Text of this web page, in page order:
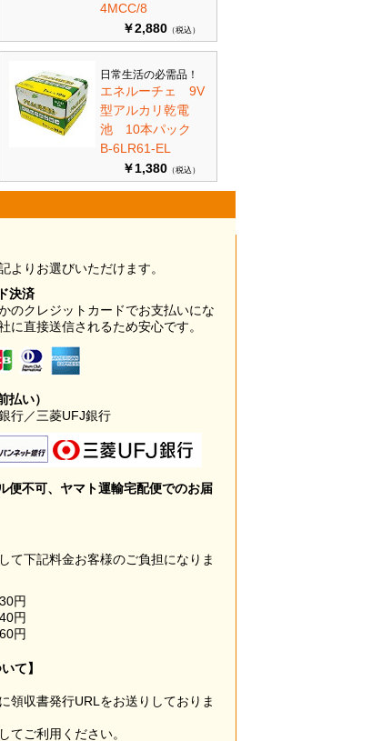
4MCC/8
￥2,880 （税込）
日常生活の必需品！
エネルーチェ 9V
型アルカリ乾電
池 10本パック
B-6LR61-EL
￥1,380 （税込）
よりお選びいただけます。
決済
のクレジットカードでお支払いにな
に直接送信されるため安心です。
払い）
行／三菱UFJ銀行
便不可、ヤマト運輸宅配便でのお届
て下記料金お客様のご負担になりま
円
円
円
て】
領収書発行URLをお送りしておりま
てご利用ください。